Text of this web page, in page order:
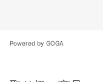
Powered by GOGA